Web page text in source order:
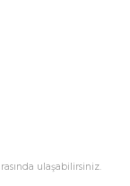
ulaşabilirsiniz.